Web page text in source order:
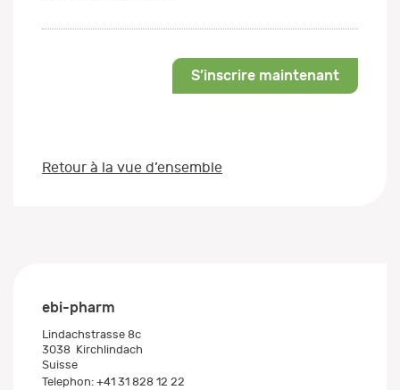
S’inscrire maintenant
Retour à la vue d’ensemble
ebi-pharm
Lindachstrasse 8c
3038 Kirchlindach
Suisse
Telephon: +41 31 828 12 22